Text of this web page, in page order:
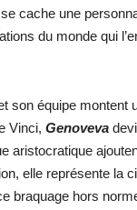
cache une
du monde qui
son équipe montent
Vinci, Genoveva
aristocratique
elle représente la
braquage hors